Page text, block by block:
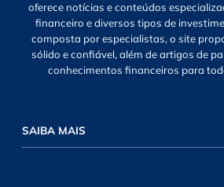
oferece notícias e conteúdos
financeiro e diversos tipos de
composta por especialistas, o site
sólido e confiável, além de artigos de
conhecimentos financeiros para
SAIBA MAIS